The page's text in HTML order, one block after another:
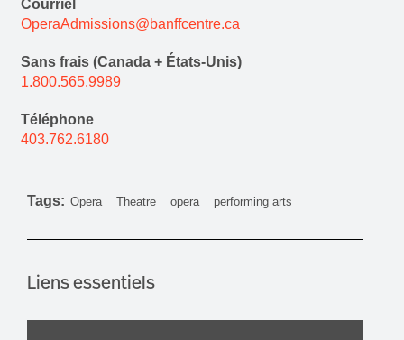
Courriel
OperaAdmissions@banffcentre.ca
Sans frais (Canada + États-Unis)
1.800.565.9989
Téléphone
403.762.6180
Tags: Opera Theatre opera performing arts
Liens essentiels